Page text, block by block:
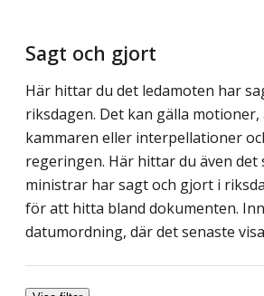
Sagt och gjort
Här hittar du det ledamoten har
riksdagen. Det kan gälla
kammaren eller interpellationer
regeringen. Här hittar du även det
ministrar har sagt och gjort i
för att hitta bland dokumenten.
datumordning, där det senaste